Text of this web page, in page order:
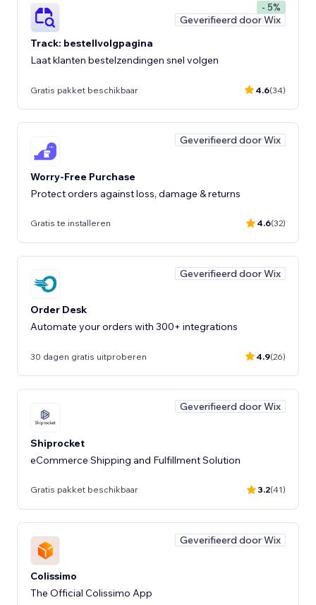
- 5%
Geverifieerd door Wix
Track: bestellvolgpagina
Laat klanten bestelzendingen snel volgen
Gratis pakket beschikbaar 4.6(34)
Geverifieerd door Wix
Worry-Free Purchase
Protect orders against loss, damage & returns
Gratis te installeren 4.6(32)
Geverifieerd door Wix
Order Desk
Automate your orders with 300+ integrations
30 dagen gratis uitproberen 4.9(26)
Geverifieerd door Wix
Shiprocket
eCommerce Shipping and Fulfillment Solution
Gratis pakket beschikbaar 3.2(41)
Geverifieerd door Wix
Colissimo
The Official Colissimo App